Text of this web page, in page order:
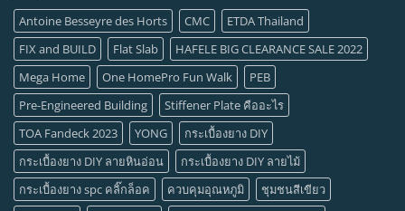
Antoine Besseyre des Horts CMC
ETDA Thailand
FIX and BUILD
Flat Slab
HAFELE BIG CLEARANCE SALE 2022
Mega Home
One HomePro Fun Walk
PEB
Pre-Engineered Building
Stiffener Plate คืออะไร
TOA Fandeck 2023
YONG
กระเบื้องยาง DIY
กระเบื้องยาง DIY ลายหินอ่อน
กระเบื้องยาง DIY ลายไม้
กระเบื้องยาง spc คลิ๊กล็อค
ควบคุมอุณหภูมิ
ชุมชนสีเขียว